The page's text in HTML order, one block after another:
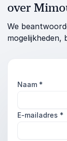
over
We
mogelijkheden,
Naam *
E-mailadres *